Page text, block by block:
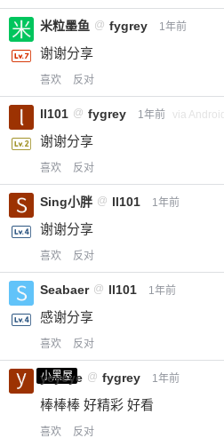
米粒墨鱼 @ fygrey 1年前
谢谢分享
喜欢 反对
ll101 @ fygrey 1年前 via Android
谢谢分享
喜欢 反对
Sing小胖 @ ll101 1年前
谢谢分享
喜欢 反对
Seabaer @ ll101 1年前
感谢分享
喜欢 反对
小黑屋
yeyeye @ fygrey 1年前
棒棒棒 好精彩 好看
喜欢 反对